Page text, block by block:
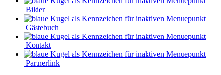
Bilder
Gästebuch
Kontakt
Partnerlink